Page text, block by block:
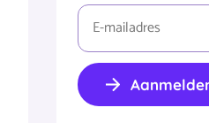
E-
mailadres
(Vereist)